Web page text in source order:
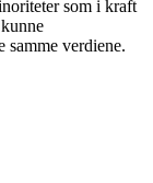
som i kraft
samme verdiene.